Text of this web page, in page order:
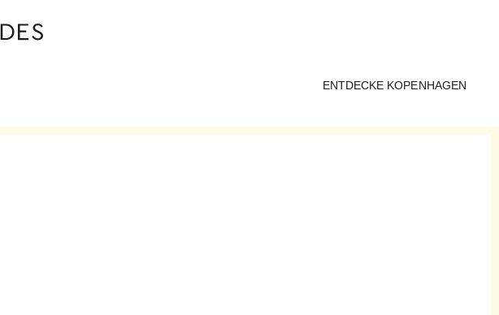
ENTDECKE KOPENHAGEN